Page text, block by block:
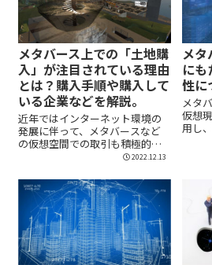
メタバース上での「土地購
入」が注目されている理由
とは？購入手順や購入して
いる企業などを解説。
近年ではインターネット環境の
発展に伴って、メタバースなど
の仮想空間での取引も積極的に
おこなわれるようになりま...2022.12.13
メタ
に
性に
メタ
仮想
用し